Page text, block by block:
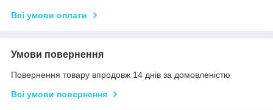
Всі умови оплати
Умови повернення
Повернення товару впродовж 14 днів за домовленістю
Всі умови повернення